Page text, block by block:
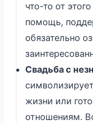
что-то от
помощь,
обязательно
Свадьба с
жизни или
отношениям.